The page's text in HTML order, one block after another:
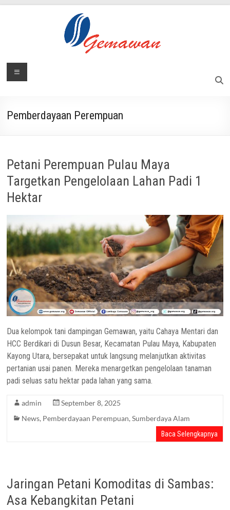
Lembaga
Swadaya
Menu
Pemberdayaan Perempuan
Petani Perempuan Pulau Maya
Targetkan Pengelolaan Lahan Padi 1
Hektar
Dua kelompok tani dampingan Gemawan, yaitu Cahaya Mentari dan
HCC Berdikari di Dusun Besar, Kecamatan Pulau Maya, Kabupaten
Kayong Utara, bersepakat untuk langsung melanjutkan aktivitas
pertanian usai panen. Mereka menargetkan pengelolaan tanaman
padi seluas satu hektar pada lahan yang sama.
admin
September 8, 2025
News, Pemberdayaan Perempuan,Sumberdaya Alam
Baca Selengkapnya
Jaringan Petani Komoditas di Sambas:
Asa Kebangkitan Petani